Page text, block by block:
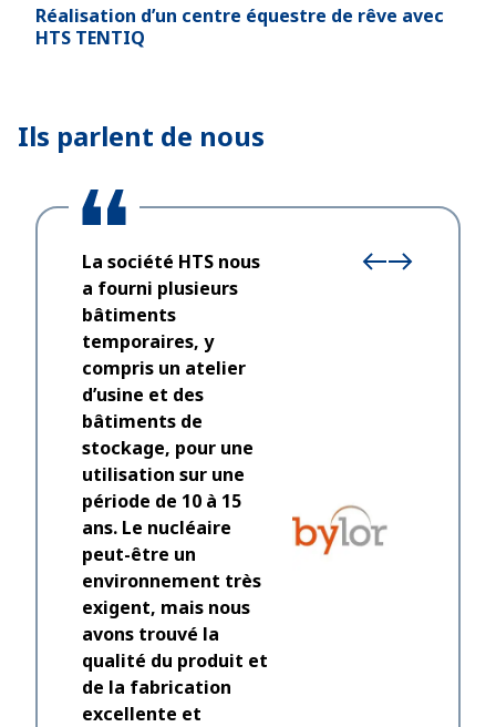
Réalisation d’un centre équestre de rêve avec
HTS TENTIQ
Ils parlent de nous
La société HTS nous
a fourni plusieurs
bâtiments
temporaires, y
compris un atelier
d’usine et des
bâtiments de
stockage, pour une
utilisation sur une
période de 10 à 15
ans. Le nucléaire
peut-être un
environnement très
exigent, mais nous
avons trouvé la
qualité du produit et
de la fabrication
excellente et